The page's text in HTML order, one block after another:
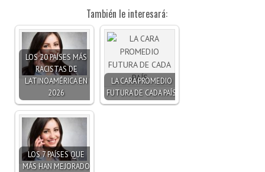
También le interesará:
LOS 20 PAÍSES MÁS
RACISTAS DE
LATINOAMÉRICA EN
2026
LA CARA PROMEDIO
FUTURA DE CADA PAÍS
LOS 7 PAÍSES QUE
MÁS HAN MEJORADO